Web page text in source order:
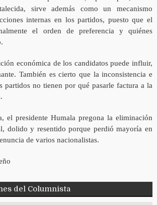
sirve además como un mecanismo
internas en los partidos, puesto que el
el orden de preferencia y quiénes
económica de los candidatos puede influir,
También es cierto que la inconsistencia e
partidos no tienen por qué pasarle factura a la
el presidente Humala pregona la eliminación
dolido y resentido porque perdió mayoría en
de varios nacionalistas.
del Columnista